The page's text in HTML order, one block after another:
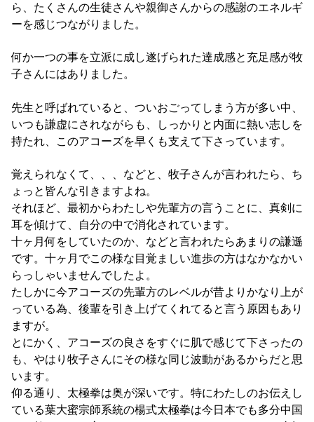
ら、たくさんの生徒さんや親御さんからの感謝のエネルギ
ーを感じつながりました。
何か一つの事を立派に成し遂げられた達成感と充足感が牧
子さんにはありました。
先生と呼ばれていると、ついおごってしまう方が多い中、
いつも謙虚にされながらも、しっかりと内面に熱い志しを
持たれ、このアコーズを早くも支えて下さっています。
覚えられなくて、、、などと、牧子さんが言われたら、ち
ょっと皆んな引きますよね。
それほど、最初からわたしや先輩方の言うことに、真剣に
耳を傾けて、自分の中で消化されています。
十ヶ月何をしていたのか、などと言われたらあまりの謙遜
です。十ヶ月でこの様な目覚ましい進歩の方はなかなかい
らっしゃいませんでしたよ。
たしかに今アコーズの先輩方のレベルが昔よりかなり上が
っている為、後輩を引き上げてくれてると言う原因もあり
ますが。
とにかく、アコーズの良さをすぐに肌で感じて下さったの
も、やはり牧子さんにその様な同じ波動があるからだと思
います。
仰る通り、太極拳は奥が深いです。特にわたしのお伝えし
ている葉大蜜宗師系統の楊式太極拳は今日本でも多分中国